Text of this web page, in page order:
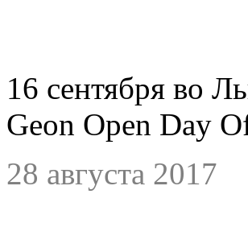
16 сeнтября во
Geon Open Day
28 августа 2017